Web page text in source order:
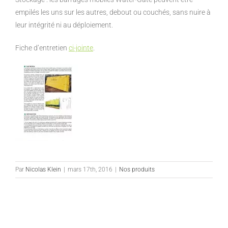
empilés les uns sur les autres, debout ou couchés, sans nuire à
leur intégrité ni au déploiement.
Fiche d’entretien ci-jointe
Par Nicolas Klein | mars 17th, 2016 | Nos produits